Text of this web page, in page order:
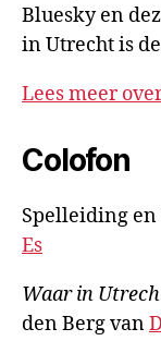
Bluesky en
in Utrecht is
Lees meer
Colofon
Spelleiding en
Es
Waar in
den Berg van